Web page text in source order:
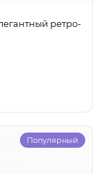
ретро-
Популярный